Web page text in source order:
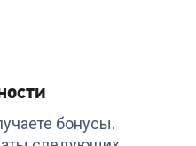
Код:
Духовой шкаф
ESPERANZA OE7809R B
бонусы.